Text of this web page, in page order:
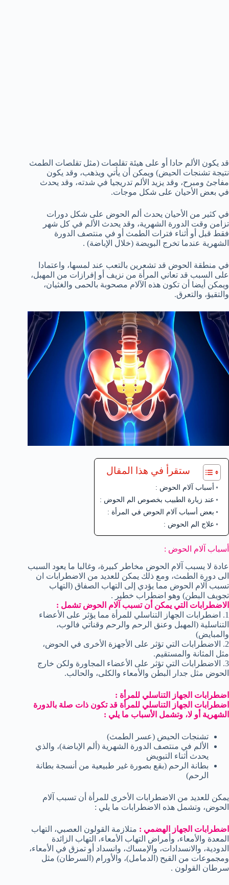
قد يكون الألم حادا أو على هيئة تقلصات (مثل تقلصات الطمث
نتيجة تشنجات الحيض) ويمكن أن يأتي ويذهب، وقد يكون
مفاجئ ومبرح، وقد يزيد الألم تدريجيا في شدته، وقد يحدث
في بعض الأحيان على شكل موجات.
في كثير من الأحيان يحدث ألم الحوض على شكل دورات
تزامن وقت الدورة الشهرية، وقد يحدث الألم في كل شهر
فقط قبل أو أثناء فترات الطمث أو في منتصف الدورة
الشهرية عندما تخرج البويضة (خلال الإباضة) .
في منطقة الحوض قد تشعرين بالتعب عند لمسها، واعتمادا
على السبب قد تعاني المرأة من نزيف أو إفرازات من المهبل،
ويمكن أيضا أن تكون هذه الآلام مصحوبة بالحمى والغثيان،
والتقيؤ، والتعرق.
ستقرأ في هذا المقال
أسباب آلام الحوض :
عند زيارة الطبيب بخصوص الم الحوض :
بعض أسباب آلام الحوض في المرأة :
علاج الم الحوض :
أسباب آلام الحوض :
عادة لا يسبب آلام الحوض مخاطر كبيرة، وغالبا ما يعود السبب
الى دورة الطمث، ومع ذلك يمكن للعديد من الاضطرابات ان
تسبب آلام الحوض مما يؤدي إلى التهاب الصفاق (التهاب
تجويف البطن) وهو اضطراب خطير .
الاضطرابات التي يمكن أن تسبب آلام الحوض تشمل :
1. اضطرابات الجهاز التناسلي للمرأة مما يؤثر على الأعضاء
التناسلية (المهبل وعنق الرحم والرحم وقناتي فالوب،
والمبايض)
2. الاضطرابات التي تؤثر على الأجهزة الأخرى في الحوض،
مثل المثانة والمستقيم.
3. الاضطرابات التي تؤثر على الأعضاء المجاورة ولكن خارج
الحوض مثل جدار البطن والأمعاء والكلى، والحالب.
اضطرابات الجهاز التناسلي للمرأة :
اضطرابات الجهاز التناسلي للمرأة قد تكون ذات صلة بالدورة
الشهرية أو لا، وتشمل الأسباب ما يلي :
تشنجات الحيض (عسر الطمث)
الألم في منتصف الدورة الشهرية (ألم الإباضة)، والذي
يحدث أثناء التبويض
بطانة الرحم (بقع بصورة غير طبيعية من أنسجة بطانة
الرحم)
يمكن للعديد من الاضطرابات الأخرى للمرأة أن تسبب آلام
الحوض، وتشمل هذه الاضطرابات ما يلي :
اضطرابات الجهاز الهضمي : متلازمة القولون العصبي، التهاب
المعدة والأمعاء، وأمراض التهاب الأمعاء، التهاب الزائدة
الدودية، والانسدادات، والإمساك، وانسداد أو تمزق في الأمعاء،
ومجموعات من القيح (الدمامل)، والأورام (السرطان) مثل
سرطان القولون .